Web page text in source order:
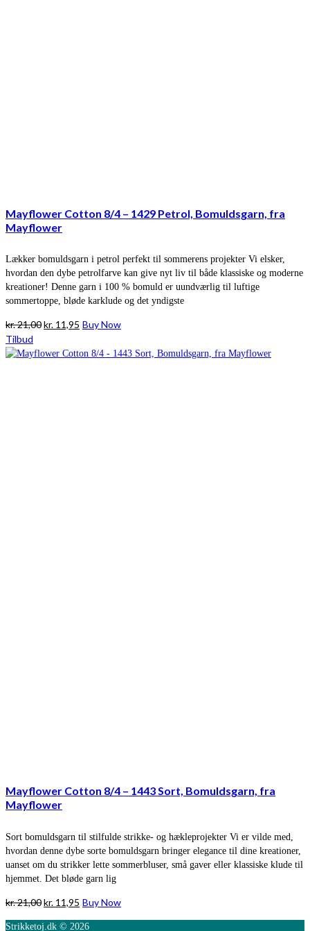
Mayflower Cotton 8/4 – 1429 Petrol, Bomuldsgarn, fra
Mayflower
Lækker bomuldsgarn i petrol perfekt til sommerens projekter Vi elsker,
hvordan den dybe petrolfarve kan give nyt liv til både klassiske og moderne
kreationer! Denne garn i 100 % bomuld er uundværlig til luftige
sommertoppe, bløde karklude og det yndigste
kr.21,00Den
pris
kr. 11,95 Den
pris
Buy Now
Tilbud
Mayflower Cotton 8/4 – 1443 Sort, Bomuldsgarn, fra
Mayflower
Sort bomuldsgarn til stilfulde strikke- og hækleprojekter Vi er vilde med,
hvordan denne dybe sorte bomuldsgarn bringer elegance til dine kreationer,
uanset om du strikker lette sommerbluser, små gaver eller klassiske klude til
hjemmet. Det bløde garn lig
kr.21,00Den
kr. 11,95 Den
Buy Now
Strikketoj.dk © 2026